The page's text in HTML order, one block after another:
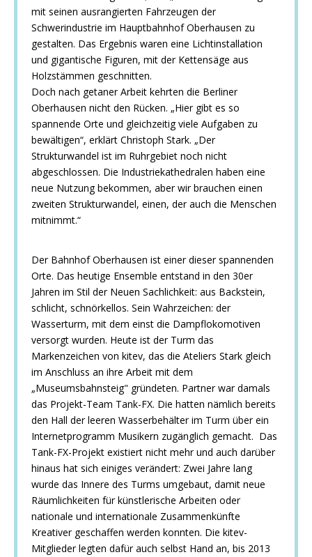
mit seinen ausrangierten Fahrzeugen der
Schwerindustrie im Hauptbahnhof Oberhausen zu
gestalten. Das Ergebnis waren eine Lichtinstallation
und gigantische Figuren, mit der Kettensäge aus
Holzstämmen geschnitten.
Doch nach getaner Arbeit kehrten die Berliner
Oberhausen nicht den Rücken. „Hier gibt es so
spannende Orte und gleichzeitig viele Aufgaben zu
bewältigen“, erklärt Christoph Stark. „Der
Strukturwandel ist im Ruhrgebiet noch nicht
abgeschlossen. Die Industriekathedralen haben eine
neue Nutzung bekommen, aber wir brauchen einen
zweiten Strukturwandel, einen, der auch die Menschen
mitnimmt.“
Der Bahnhof Oberhausen ist einer dieser spannenden
Orte. Das heutige Ensemble entstand in den 30er
Jahren im Stil der Neuen Sachlichkeit: aus Backstein,
schlicht, schnörkellos. Sein Wahrzeichen: der
Wasserturm, mit dem einst die Dampflokomotiven
versorgt wurden. Heute ist der Turm das
Markenzeichen von kitev, das die Ateliers Stark gleich
im Anschluss an ihre Arbeit mit dem
„Museumsbahnsteig" gründeten. Partner war damals
das Projekt-Team Tank-FX. Die hatten nämlich bereits
den Hall der leeren Wasserbehälter im Turm über ein
Internetprogramm Musikern zugänglich gemacht. Das
Tank-FX-Projekt existiert nicht mehr und auch darüber
hinaus hat sich einiges verändert: Zwei Jahre lang
wurde das Innere des Turms umgebaut, damit neue
Räumlichkeiten für künstlerische Arbeiten oder
nationale und internationale Zusammenkünfte
Kreativer geschaffen werden konnten. Die kitev-
Mitglieder legten dafür auch selbst Hand an, bis 2013